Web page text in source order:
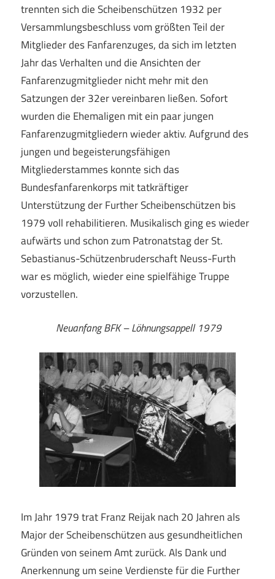
trennten sich die Scheibenschützen 1932 per
Versammlungsbeschluss vom größten Teil der
Mitglieder des Fanfarenzuges, da sich im letzten
Jahr das Verhalten und die Ansichten der
Fanfarenzugmitglieder nicht mehr mit den
Satzungen der 32er vereinbaren ließen. Sofort
wurden die Ehemaligen mit ein paar jungen
Fanfarenzugmitgliedern wieder aktiv. Aufgrund des
jungen und begeisterungsfähigen
Mitgliederstammes konnte sich das
Bundesfanfarenkorps mit tatkräftiger
Unterstützung der Further Scheibenschützen bis
1979 voll rehabilitieren. Musikalisch ging es wieder
aufwärts und schon zum Patronatstag der St.
Sebastianus-Schützenbruderschaft Neuss-Furth
war es möglich, wieder eine spielfähige Truppe
vorzustellen.
Neuanfang BFK – Löhnungsappell 1979
Im Jahr 1979 trat Franz Reijak nach 20 Jahren als
Major der Scheibenschützen aus gesundheitlichen
Gründen von seinem Amt zurück. Als Dank und
Anerkennung um seine Verdienste für die Further